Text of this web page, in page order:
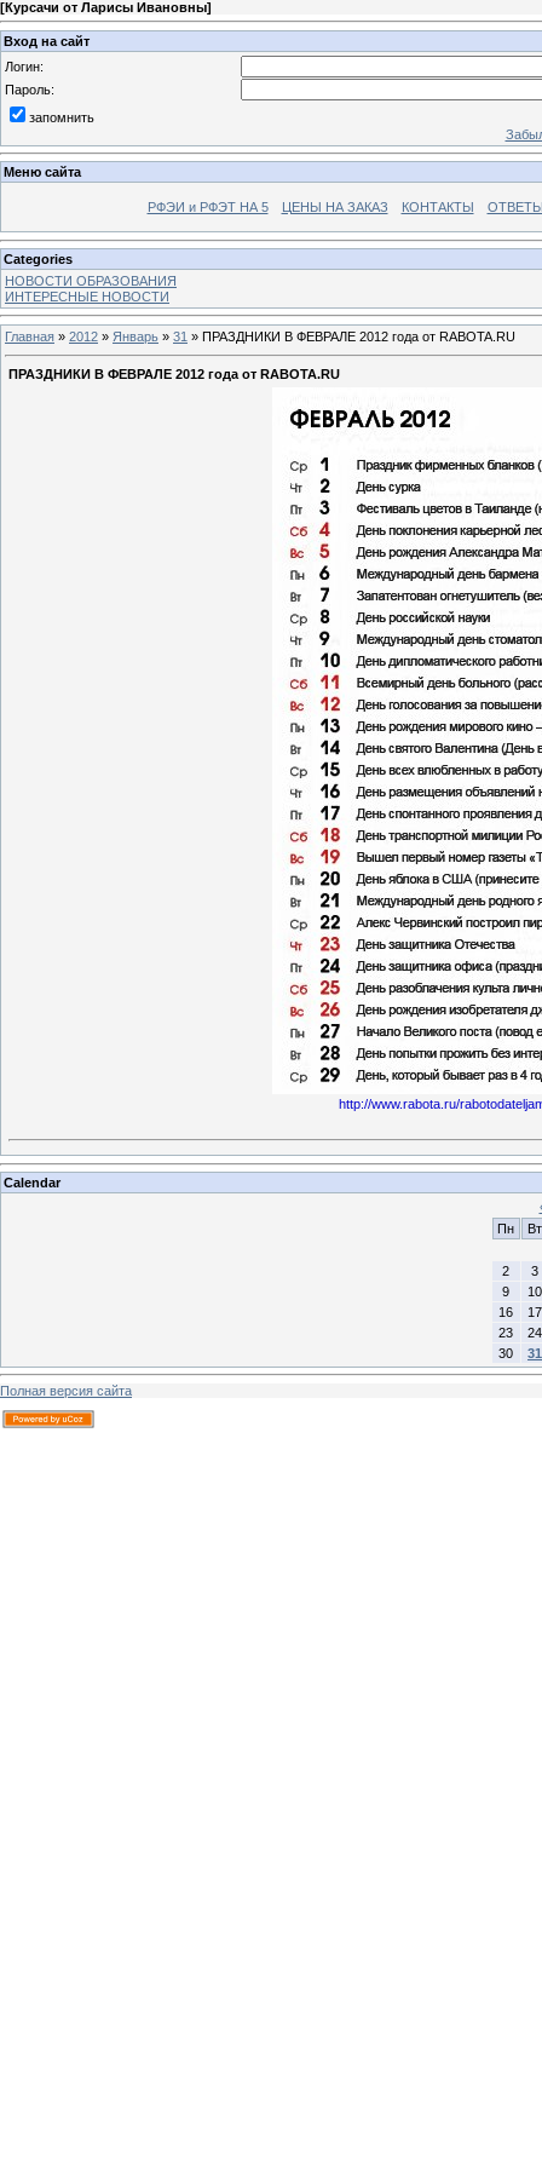
[Курсачи от Ларисы Ивановны]
Вход на сайт
Логин:
Пароль:
запомнить
Меню сайта
РФЭИ и РФЭТ НА 5 ЦЕНЫ НА ЗАКАЗ КОНТАКТЫ
Categories
НОВОСТИ ОБРАЗОВАНИЯ
ИНТЕРЕСНЫЕ НОВОСТИ
Главная » 2012 » Январь » 31 » ПРАЗДНИКИ В ФЕВРАЛЕ 2012 года от RABOTA.RU
ПРАЗДНИКИ В ФЕВРАЛЕ 2012 года от RABOTA.RU
http://www.rabota.ru/
Calendar
Пн
Вт
2
3
9
10
16
17
23
24
30
31
Полная версия сайта